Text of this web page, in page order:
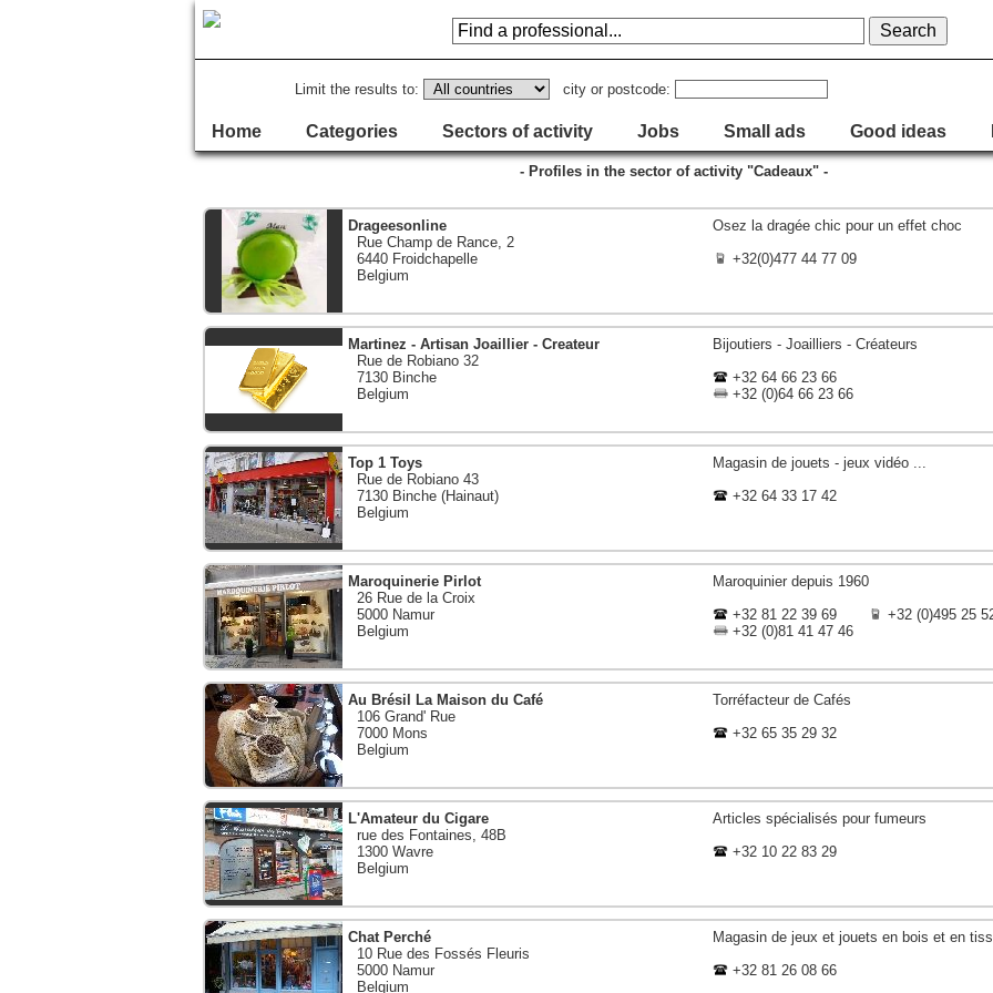
Limit the results to:
city or postcode:
Home Categories Sectors of activity Jobs Small ads Good ideas
- Profiles in the sector of activity "Cadeaux" -
Drageesonline
Rue Champ de Rance, 2
6440 Froidchapelle
Belgium
Osez la dragée chic pour un effet choc
+32(0)477 44 77 09
Martinez - Artisan Joaillier - Createur
Rue de Robiano 32
7130 Binche
Belgium
Bijoutiers - Joailliers - Créateurs
+32 64 66 23 66
+32 (0)64 66 23 66
Top 1 Toys
Rue de Robiano 43
7130 Binche (Hainaut)
Belgium
Magasin de jouets - jeux vidéo ...
+32 64 33 17 42
Maroquinerie Pirlot
26 Rue de la Croix
5000 Namur
Belgium
Maroquinier depuis 1960
+32 81 22 39 69
+32 (0)495 25
+32 (0)81 41 47 46
Au Brésil La Maison du Café
106 Grand' Rue
7000 Mons
Belgium
Torréfacteur de Cafés
+32 65 35 29 32
L'Amateur du Cigare
rue des Fontaines, 48B
1300 Wavre
Belgium
Articles spécialisés pour fumeurs
+32 10 22 83 29
Chat Perché
10 Rue des Fossés Fleuris
5000 Namur
Belgium
Magasin de jeux et jouets en bois et en
+32 81 26 08 66